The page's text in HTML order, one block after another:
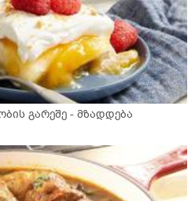
გარეშე - მზადდება